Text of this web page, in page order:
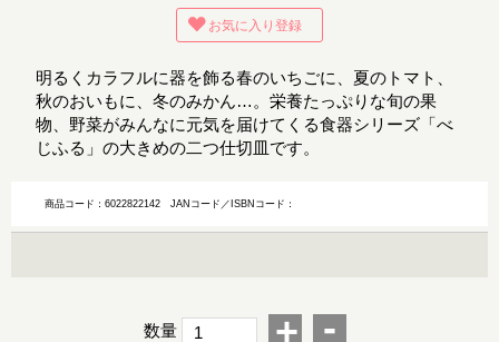
お気に入り登録
明るくカラフルに器を飾る春のいちごに、夏のトマト、
秋のおいもに、冬のみかん…。栄養たっぷりな旬の果
物、野菜がみんなに元気を届けてくる食器シリーズ「べ
じふる」の大きめの二つ仕切皿です。
商品コード：6022822142JANコード／ISBNコード：
数量 + -